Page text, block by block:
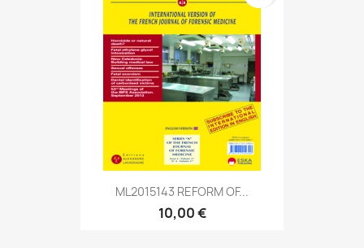
ML2015143 REFORM OF...
10,00 €